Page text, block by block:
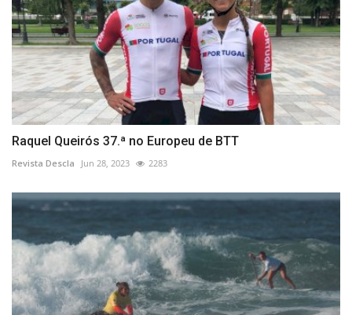
Raquel Queirós 37.ª no Europeu de BTT
Revista Descla Jun 28, 2023 2283